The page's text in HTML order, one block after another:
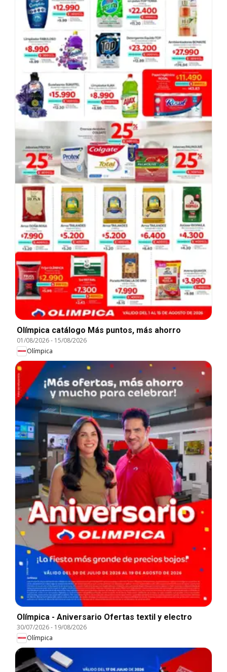
Olímpica catálogo Más puntos, más ahorro
01/08/2026- 15/08/2026
Olímpica
Olímpica - Aniversario Ofertas textil y electro
30/07/2026- 19/08/2026
Olímpica